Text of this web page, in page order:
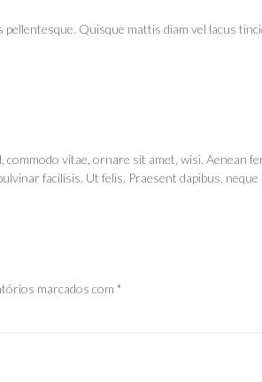
Quisque mattis diam vel lacus
commodo vitae, ornare sit amet, wisi.
facilisis. Ut felis. Praesent dapibus,
marcados com*